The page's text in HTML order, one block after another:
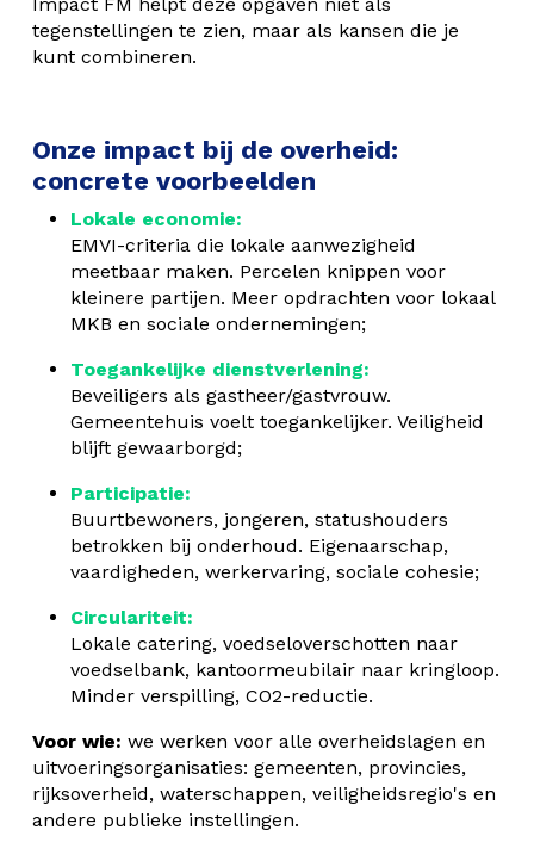
tegenstellingen te zien, maar als kansen die je
kunt combineren.
Onze impact bij de overheid:
concrete voorbeelden
Lokale economie:
EMVI-criteria die lokale aanwezigheid
meetbaar maken. Percelen knippen voor
kleinere partijen. Meer opdrachten voor lokaal
MKB en sociale ondernemingen;
Toegankelijke dienstverlening:
Beveiligers als gastheer/gastvrouw.
Gemeentehuis voelt toegankelijker. Veiligheid
blijft gewaarborgd;
Participatie:
Buurtbewoners, jongeren, statushouders
betrokken bij onderhoud. Eigenaarschap,
vaardigheden, werkervaring, sociale cohesie;
Circulariteit:
Lokale catering, voedseloverschotten naar
voedselbank, kantoormeubilair naar kringloop.
Minder verspilling, CO2-reductie.
Voor wie: we werken voor alle overheidslagen en
uitvoeringsorganisaties: gemeenten, provincies,
rijksoverheid, waterschappen, veiligheidsregio's en
andere publieke instellingen.